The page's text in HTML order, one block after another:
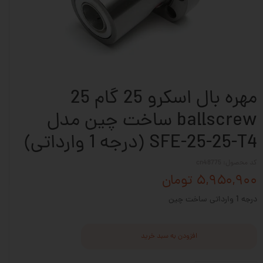
مهره بال اسکرو 25 گام 25
ballscrew ساخت چین مدل
SFE-25-25-T4 (درجه 1 وارداتی)
۵,۹۵۰,۹۰۰ تومان
درجه 1 وارداتی ساخت چین
افزودن به سبد خرید